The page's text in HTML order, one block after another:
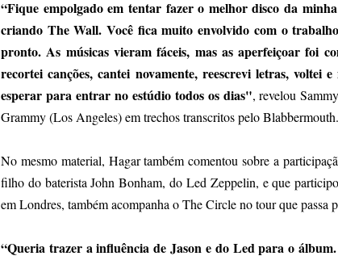
“Fique empolgado em tentar fazer o melhor disco da
criando The Wall. Você fica muito envolvido com o
pronto. As músicas vieram fáceis, mas as aperfeiçoar foi
recortei canções, cantei novamente, reescrevi letras, voltei
esperar para entrar no estúdio todos os dias", revelou
Grammy (Los Angeles) em trechos transcritos pelo Blabbermouth.
No mesmo material, Hagar também comentou sobre a
filho do baterista John Bonham, do Led Zeppelin, e que
em Londres, também acompanha o The Circle no tour que passa
“Queria trazer a influência de Jason e do Led para o